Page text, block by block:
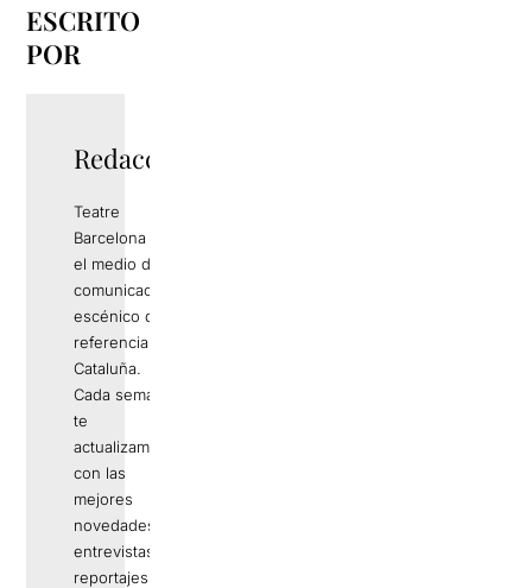
ESCRITO
POR
Redacció
Teatre
Barcelona es
el medio de
comunicación
escénico de
referencia en
Cataluña.
Cada semana
te
actualizamos
con las
mejores
novedades,
entrevistas,
reportajes